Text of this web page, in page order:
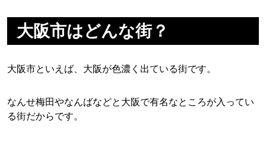
大阪市はどんな街？
大阪市といえば、大阪が色濃く出ている街です。
なんせ梅田やなんばなどと大阪で有名なところが入ってい
る街だからです。